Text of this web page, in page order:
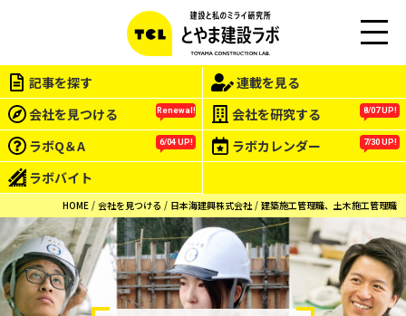
EN
記事を探す
連載を見る
会社を見つける
Renewal! 会社を研究する 8/07 UP!
ラボQ＆A 6/04 UP! ラボカレンダー 7/30 UP!
ラボバイト
HOME 会社を見つける 日本海建興株式会社 建築施工管理職、土木施工管理職